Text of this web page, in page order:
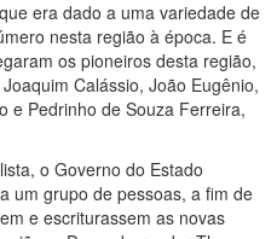
era dado a uma variedade de
nesta região à época. E é
os pioneiros desta região,
Calássio, João Eugênio,
e Pedrinho de Souza Ferreira,
o Governo do Estado
um grupo de pessoas, a fim de
e escriturassem as novas